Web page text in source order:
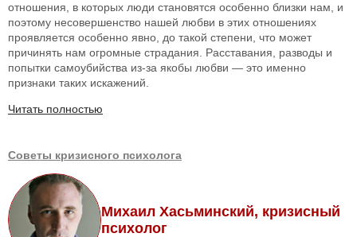
отношения, в которых люди становятся особенно близки нам, и
поэтому несовершенство нашей любви в этих отношениях
проявляется особенно явно, до такой степени, что может
причинять нам огромные страдания. Расставания, разводы и
попытки самоубийства из-за якобы любви — это именно
признаки таких искажений.
Читать полностью
Советы кризисного психолога
Михаил Хасьминский, кризисный
психолог